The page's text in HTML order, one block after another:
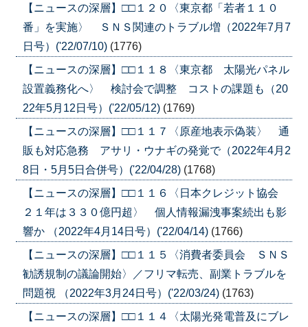
【ニュースの深層】□□１２０〈東京都「若者１１０
番」を実施〉 ＳＮＳ関連のトラブル増（2022年7月7
日号）('22/07/10) (1776)
【ニュースの深層】□□１１８〈東京都 太陽光パネル
設置義務化へ〉 検討会で調整 コストの課題も（20
22年5月12日号）('22/05/12) (1769)
【ニュースの深層】□□１１７〈原産地表示偽装〉 通
販も対応急務 アサリ・ウナギの発覚で（2022年4月2
8日・5月5日合併号）('22/04/28) (1768)
【ニュースの深層】□□１１６〈日本クレジット協会
２１年は３３０億円超〉 個人情報漏洩事案続出も影
響か （2022年4月14日号）('22/04/14) (1766)
【ニュースの深層】□□１１５〈消費者委員会 ＳＮＳ
勧誘規制の議論開始〉／フリマ転売、副業トラブルを
問題視 （2022年3月24日号）('22/03/24) (1763)
【ニュースの深層】□□１１４〈太陽光発電普及にブレ